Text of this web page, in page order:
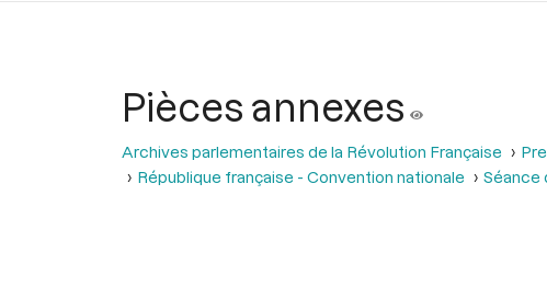
Pièces annexes
Archives parlementaires de la Révolution Française
République française - Convention nationale
Séance